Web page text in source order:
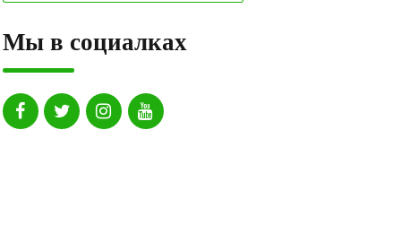
Мы в социалках